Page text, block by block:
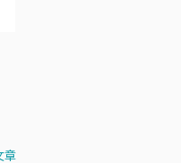
章